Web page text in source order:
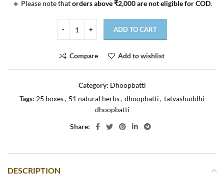
🔹 Please note thatorders above ₹2,000 are not eligible for COD.
ADD TO CART
Compare Add to wishlist
Category: Dhoopbatti
Tags: 25 boxes, 51 natural herbs, dhoopbatti, tatvashuddhi
dhoopbatti
Share:
DESCRIPTION